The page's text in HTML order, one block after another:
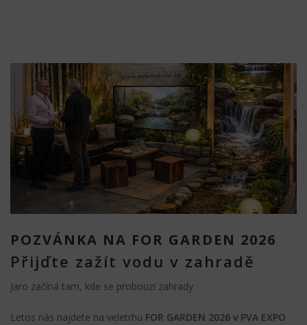
POZVÁNKA NA FOR GARDEN 2026
Přijďte zažít vodu v zahradě
Jaro začíná tam, kde se probouzí zahrady.
Letos nás najdete na veletrhu FOR GARDEN 2026 v PVA EXPO